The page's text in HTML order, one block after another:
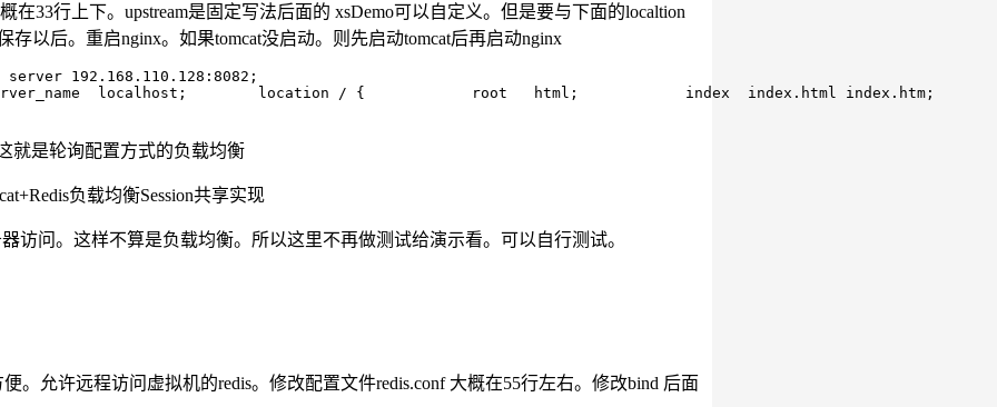
33行上下。upstream是固定写法后面的 xsDemo可以自定义。但是要与下面的localtion
存以后。重启nginx。如果tomcat没启动。则先启动tomcat后再启动nginx
就是轮询配置方式的负载均衡
访问。这样不算是负载均衡。所以这里不再做测试给演示看。可以自行测试。
。允许远程访问虚拟机的redis。修改配置文件redis.conf 大概在55行左右。修改bind 后面